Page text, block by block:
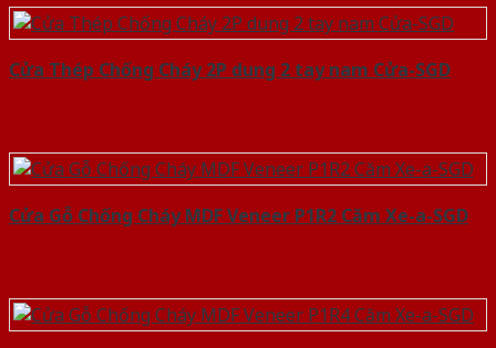
Cửa Thép Chống Cháy 2P dung 2 tay nam Cửa-SGD
Cửa Gỗ Chống Cháy MDF Veneer P1R2 Căm Xe-a-SGD